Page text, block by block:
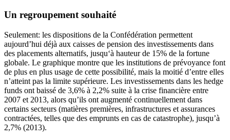
Un regroupement souhaité
Seulement: les dispositions de la Confédération permettent
aujourd’hui déjà aux caisses de pension des investissements dans
des placements alternatifs, jusqu‘à hauteur de 15% de la fortune
globale. Le graphique montre que les institutions de prévoyance font
de plus en plus usage de cette possibilité, mais la moitié d’entre elles
n’atteint pas la limite supérieure. Les investissements dans les hedge
funds ont baissé de 3,6% à 2,2% suite à la crise financière entre
2007 et 2013, alors qu’ils ont augmenté continuellement dans
certains secteurs (matières premières, infrastructures et assurances
contractées, telles que des emprunts en cas de catastrophe), jusqu’à
2,7% (2013).